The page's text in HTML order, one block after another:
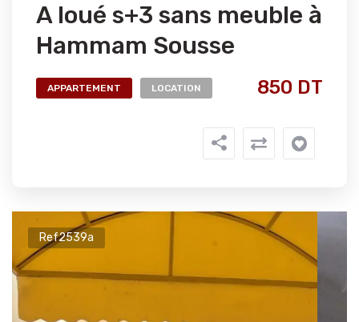
A loué s+3 sans meuble à
Hammam Sousse
APPARTEMENT LOCATION 850 DT
Ref2539a